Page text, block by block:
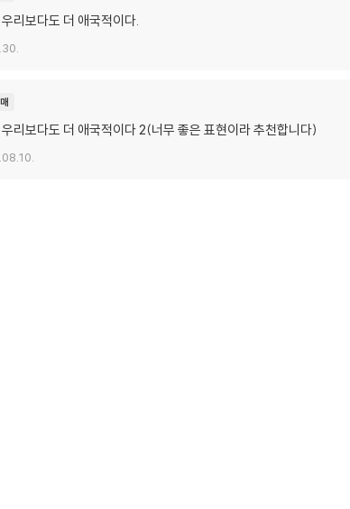
리보다도 더 애국적이다.
리보다도 더 애국적이다 2(너무 좋은 표현이라 추천합니다)